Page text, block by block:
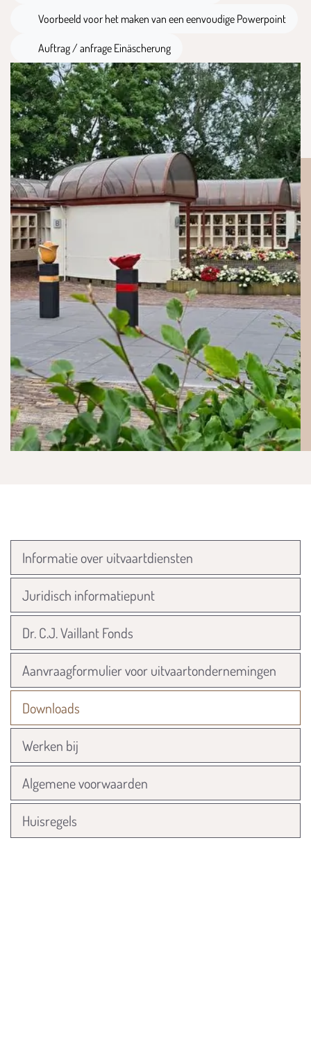
PDF Bestand
Voorbeeld voor het maken van een eenvoudige Powerpoint
PDF Bestand
Auftrag / anfrage Einäscherung
Informatie over uitvaartdiensten
Juridisch informatiepunt
Dr. C.J. Vaillant Fonds
Aanvraagformulier voor uitvaartondernemingen
Downloads
Werken bij
Algemene voorwaarden
Huisregels